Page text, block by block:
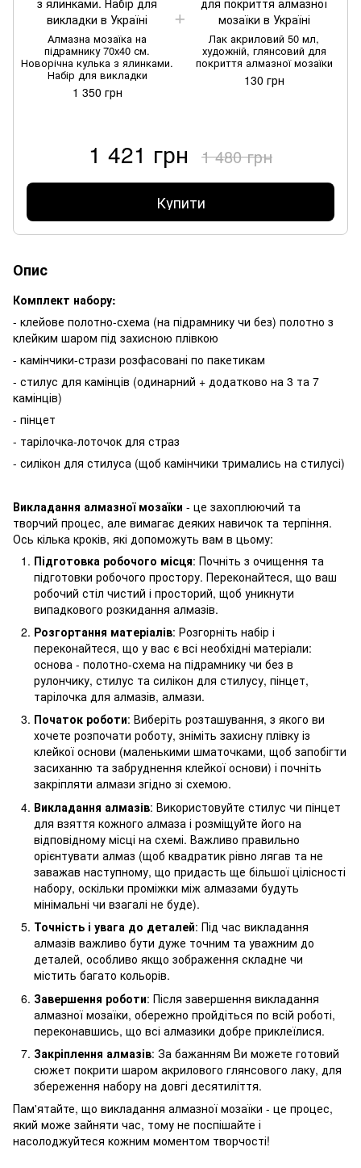
Алмазна мозаїка на
підрамнику 70х40 см.
Новорічна кулька з ялинками.
Набір для викладки
1 350 грн
Лак акриловий 50 мл,
художній, глянсовий для
покриття алмазної мозаїки
130 грн
1 421 грн 1 480 грн
Купити
Опис
Комплект набору:
- клейове полотно-схема (на підрамнику чи без) полотно з
клейким шаром під захисною плівкою
- камінчики-стрази розфасовані по пакетикам
- стилус для камінців (одинарний + додатково на 3 та 7
камінців)
- пінцет
- тарілочка-лоточок для страз
- силікон для стилуса (щоб камінчики тримались на стилусі)
Викладання алмазної мозаїки - це захоплюючий та
творчий процес, але вимагає деяких навичок та терпіння.
Ось кілька кроків, які допоможуть вам в цьому:
Підготовка робочого місця: Почніть з очищення та
підготовки робочого простору. Переконайтеся, що ваш
робочий стіл чистий і просторий, щоб уникнути
випадкового розкидання алмазів.
Розгортання матеріалів: Розгорніть набір і
переконайтеся, що у вас є всі необхідні матеріали:
основа - полотно-схема на підрамнику чи без в
рулончику, стилус та силікон для стилусу, пінцет,
тарілочка для алмазів, алмази.
Початок роботи: Виберіть розташування, з якого ви
хочете розпочати роботу, зніміть захисну плівку із
клейкої основи (маленькими шматочками, щоб запобігти
засиханню та забруднення клейкої основи) і почніть
закріпляти алмази згідно зі схемою.
Викладання алмазів: Використовуйте стилус чи пінцет
для взяття кожного алмаза і розміщуйте його на
відповідному місці на схемі. Важливо правильно
орієнтувати алмаз (щоб квадратик рівно лягав та не
заважав наступному, що придасть ще більшої цілісності
набору, оскільки проміжки між алмазами будуть
мінімальні чи взагалі не буде).
Точність і увага до деталей: Під час викладання
алмазів важливо бути дуже точним та уважним до
деталей, особливо якщо зображення складне чи
містить багато кольорів.
Завершення роботи: Після завершення викладання
алмазної мозаїки, обережно пройдіться по всій роботі,
переконавшись, що всі алмазики добре приклеїлися.
Закріплення алмазів: За бажанням Ви можете готовий
сюжет покрити шаром акрилового глянсового лаку, для
збереження набору на довгі десятиліття.
Пам'ятайте, що викладання алмазної мозаїки - це процес,
який може зайняти час, тому не поспішайте і
насолоджуйтеся кожним моментом творчості!